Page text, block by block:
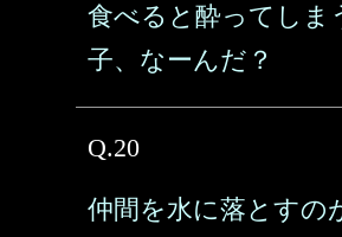
食べると酔ってしま
子、なーんだ？
Q.20
仲間を水に落とすの